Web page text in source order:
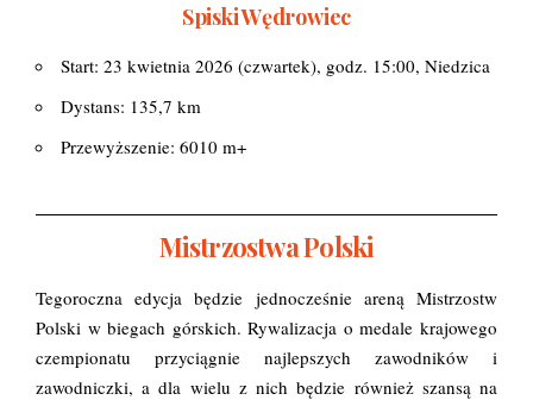
Spiski Wędrowiec
Start: 23 kwietnia 2026 (czwartek), godz. 15:00, Niedzica
Dystans: 135,7 km
Przewyższenie: 6010 m+
Mistrzostwa Polski
Tegoroczna edycja będzie jednocześnie areną Mistrzostw
Polski w biegach górskich. Rywalizacja o medale krajowego
czempionatu przyciągnie najlepszych zawodników i
zawodniczki, a dla wielu z nich będzie również szansą na